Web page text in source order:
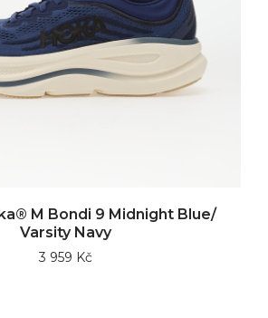
M Bondi 9 Midnight Blue/
Varsity Navy
3 959 Kč